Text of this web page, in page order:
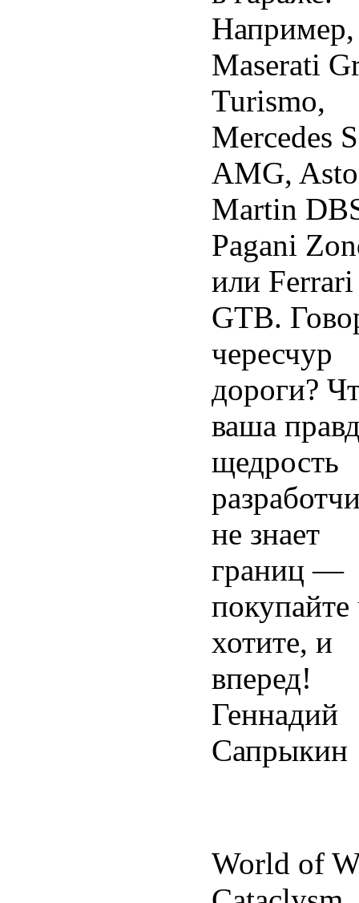
Например,
Maserati
Turismo,
Mercedes
AMG,
Martin
Pagani
или
GTB.
чересчур
дороги?
ваша
щедрость
не знает
границ —
покупайте
хотите, и
вперед!
Геннадий
Сапрыкин
World of